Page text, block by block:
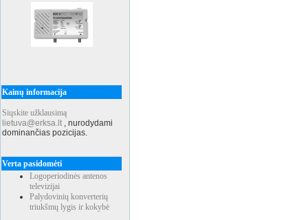
Kainų informacija
Siųskite užklausimą
lietuva@erksa.lt , nurodydami
dominančias pozicijas.
Verta pasidomėti
Logoperiodinės antenos
televizijai
Palydovinių konverterių
triukšmų lygis ir kokybė